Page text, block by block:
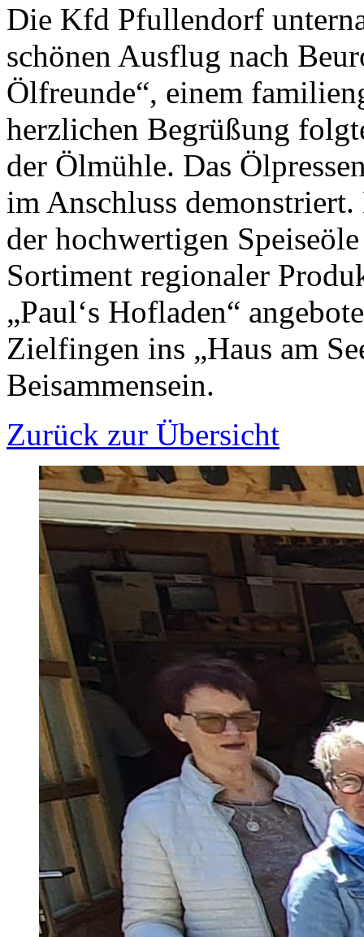
Die Kfd Pfullendorf
schönen Ausflug nach
Ölfreunde“, einem
herzlichen Begrüßung
der Ölmühle. Das
im Anschluss
der hochwertigen
Sortiment regionaler
„Paul‘s Hofladen“
Zielfingen ins „Haus am
Beisammensein.
Zurück zur Übersicht